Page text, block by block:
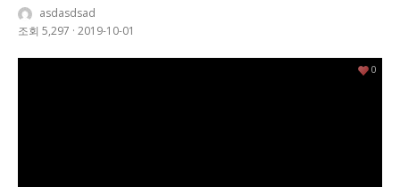
asdasdsad
조회 5,297 · 2019-10-01
0